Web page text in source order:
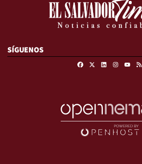
SÍGUENOS
FacebookLinkedinInstagram